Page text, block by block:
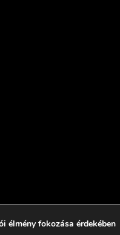
élmény fokozása érdekében